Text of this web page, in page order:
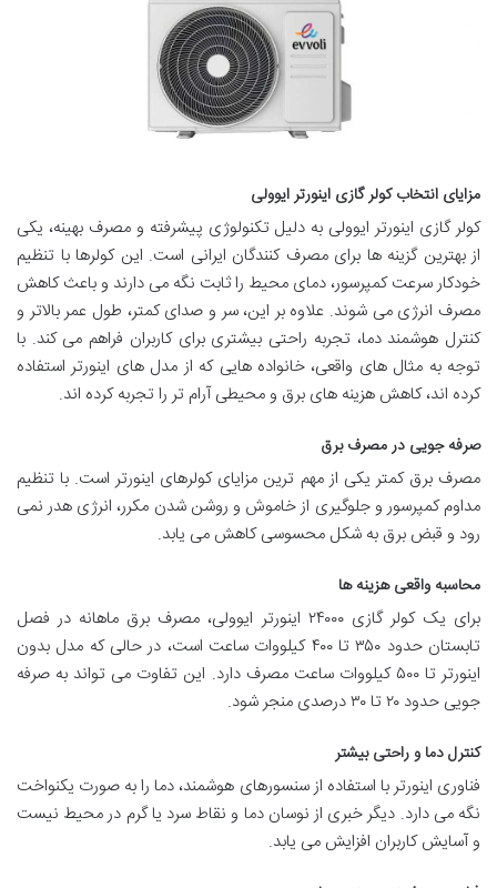
مزایای انتخاب کولر گازی اینورتر ایوولی
کولر گازی اینورتر ایوولی به دلیل تکنولوژی پیشرفته و مصرف بهینه، یکی
از بهترین گزینه ها برای مصرف کنندگان ایرانی است. این کولرها با تنظیم
خودکار سرعت کمپرسور، دمای محیط را ثابت نگه می دارند و باعث کاهش
مصرف انرژی می شوند. علاوه بر این، سر و صدای کمتر، طول عمر بالاتر و
کنترل هوشمند دما، تجربه راحتی بیشتری برای کاربران فراهم می کند. با
توجه به مثال های واقعی، خانواده هایی که از مدل های اینورتر استفاده
کرده اند، کاهش هزینه های برق و محیطی آرام تر را تجربه کرده اند.
صرفه جویی در مصرف برق
مصرف برق کمتر یکی از مهم ترین مزایای کولرهای اینورتر است. با تنظیم
مداوم کمپرسور و جلوگیری از خاموش و روشن شدن مکرر، انرژی هدر نمی
رود و قبض برق به شکل محسوسی کاهش می یابد.
محاسبه واقعی هزینه ها
برای یک کولر گازی ۲۴۰۰۰ اینورتر ایوولی، مصرف برق ماهانه در فصل
تابستان حدود ۳۵۰ تا ۴۰۰ کیلووات ساعت است، در حالی که مدل بدون
اینورتر تا ۵۰۰ کیلووات ساعت مصرف دارد. این تفاوت می تواند به صرفه
جویی حدود ۲۰ تا ۳۰ درصدی منجر شود.
کنترل دما و راحتی بیشتر
فناوری اینورتر با استفاده از سنسورهای هوشمند، دما را به صورت یکنواخت
نگه می دارد. دیگر خبری از نوسان دما و نقاط سرد یا گرم در محیط نیست
و آسایش کاربران افزایش می یابد.